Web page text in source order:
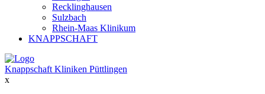
Recklinghausen
Sulzbach
Rhein-Maas Klinikum
KNAPPSCHAFT
Knappschaft Kliniken Püttlingen
x